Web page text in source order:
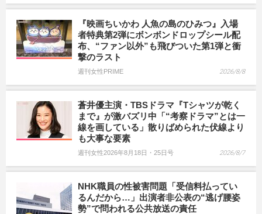
『映画ちいかわ 人魚の島のひみつ』入場
者特典第2弾にボンボンドロップシール配
布、“ファン以外”も飛びついた第1弾と衝
撃のラスト
週刊女性PRIME 2026/8/8
蒼井優主演・TBSドラマ『Tシャツが乾く
まで』が激バズリ中「“考察ドラマ”とは一
線を画している」散りばめられた伏線より
も大事な要素
週刊女性2026年8月18日・25日号 2026/8/7
NHK職員の性被害問題「受信料払ってい
るんだから…」出演者非公表の“逃げ腰姿
勢”で問われる公共放送の責任